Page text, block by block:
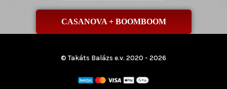
CASANOVA + BOOMBOOM
© Takáts Balázs e.v. 2020 - 2026